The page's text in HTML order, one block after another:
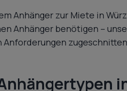
Anhänger zur Miete in
Anhänger benötigen –